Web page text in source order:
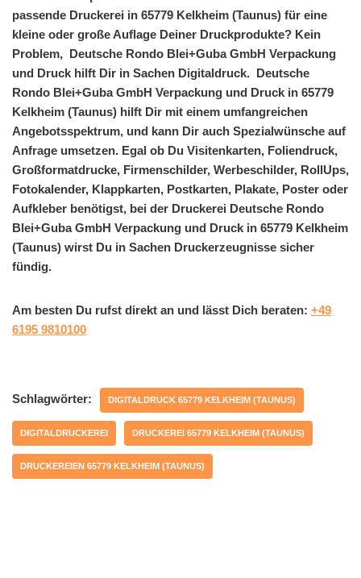
passende Druckerei in 65779 Kelkheim (Taunus) für eine
kleine oder große Auflage Deiner Druckprodukte? Kein
Problem, Deutsche Rondo Blei+Guba GmbH Verpackung
und Druck hilft Dir in Sachen Digitaldruck. Deutsche
Rondo Blei+Guba GmbH Verpackung und Druck in 65779
Kelkheim (Taunus) hilft Dir mit einem umfangreichen
Angebotsspektrum, und kann Dir auch Spezialwünsche auf
Anfrage umsetzen. Egal ob Du Visitenkarten, Foliendruck,
Großformatdrucke, Firmenschilder, Werbeschilder, RollUps,
Fotokalender, Klappkarten, Postkarten, Plakate, Poster oder
Aufkleber benötigst, bei der Druckerei Deutsche Rondo
Blei+Guba GmbH Verpackung und Druck in 65779 Kelkheim
(Taunus) wirst Du in Sachen Druckerzeugnisse sicher
fündig.
Am besten Du rufst direkt an und lässt Dich beraten: +49
6195 9810100
Schlagwörter: DIGITALDRUCK 65779 KELKHEIM (TAUNUS)
DIGITALDRUCKEREI DRUCKEREI 65779 KELKHEIM (TAUNUS)
DRUCKEREIEN 65779 KELKHEIM (TAUNUS)